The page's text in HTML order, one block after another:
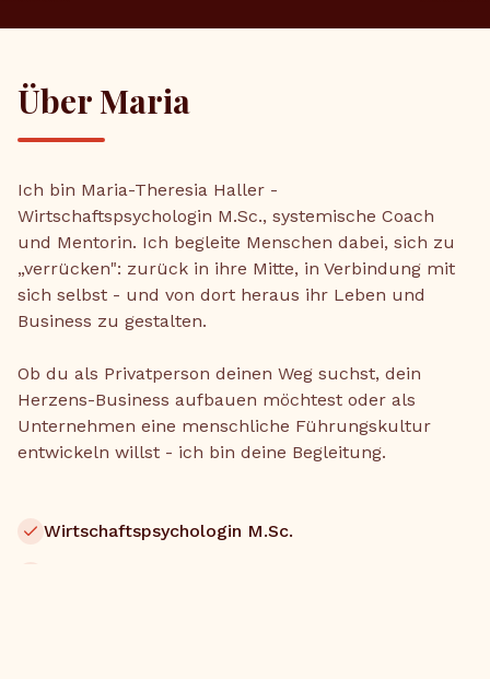
Über Maria
Ich bin Maria-Theresia Haller -
Wirtschaftspsychologin M.Sc., systemische Coach
und Mentorin. Ich begleite Menschen dabei, sich zu
„verrücken": zurück in ihre Mitte, in Verbindung mit
sich selbst - und von dort heraus ihr Leben und
Business zu gestalten.
Ob du als Privatperson deinen Weg suchst, dein
Herzens-Business aufbauen möchtest oder als
Unternehmen eine menschliche Führungskultur
entwickeln willst - ich bin deine Begleitung.
Wirtschaftspsychologin M.Sc.